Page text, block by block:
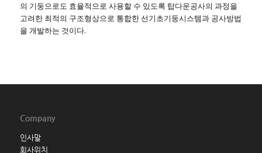
의 기둥으로도 효율적으로 사용할 수 있도록 탑다운공사의 과정을
고려한 최적의 구조형상으로 통합한 선기초기둥시스템과 공사방법
을 개발하는 것이다.
Company
인사말
회사위치